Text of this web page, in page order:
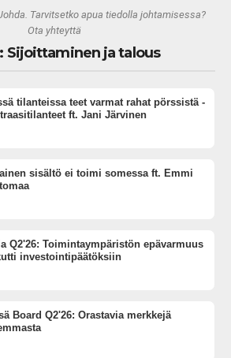
Tarvitsetko apua tiedolla johtamisessa?
Ota yhteyttä
Sijoittaminen ja talous
tilanteissa teet varmat rahat pörssistä -
ft. Jani Järvinen
sisältö ei toimi somessa ft. Emmi
Q2'26: Toimintaympäristön epävarmuus
investointipäätöksiin
Board Q2'26: Orastavia merkkejä